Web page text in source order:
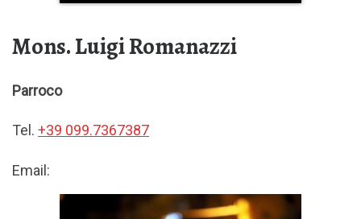
Mons. Luigi Romanazzi
Parroco
Tel. +39 099.7367387
Email: